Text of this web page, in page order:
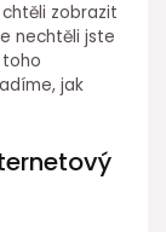
zobrazit
nechtěli jste
toho
jak